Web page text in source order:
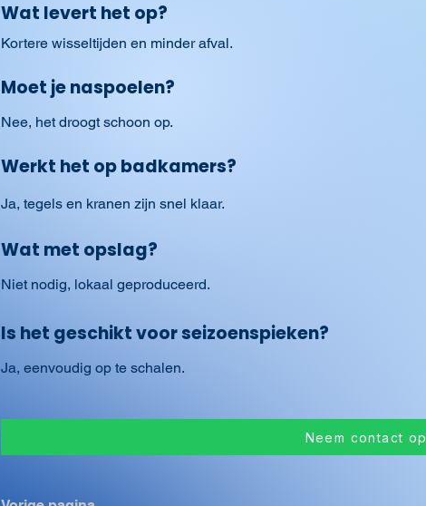
Wat levert het op?
Kortere wisseltijden en minder afval.
Moet je naspoelen?
Nee, het droogt schoon op.
Werkt het op badkamers?
Ja, tegels en kranen zijn snel klaar.
Wat met opslag?
Niet nodig, lokaal geproduceerd.
Is het geschikt voor seizoenspieken?
Ja, eenvoudig op te schalen.
Neem contact op